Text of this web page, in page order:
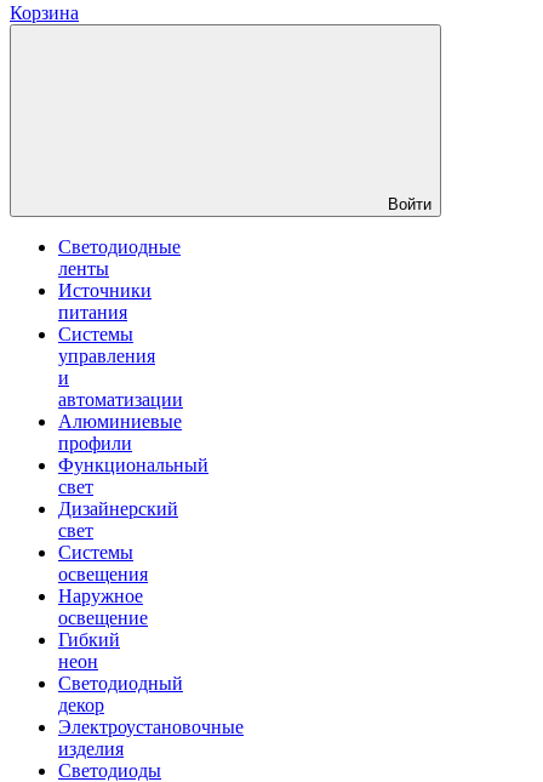
Корзина
Войти
Светодиодные
ленты
Источники
питания
Системы
управления
и
автоматизации
Алюминиевые
профили
Функциональный
свет
Дизайнерский
свет
Системы
освещения
Наружное
освещение
Гибкий
неон
Светодиодный
декор
Электроустановочные
изделия
Светодиоды